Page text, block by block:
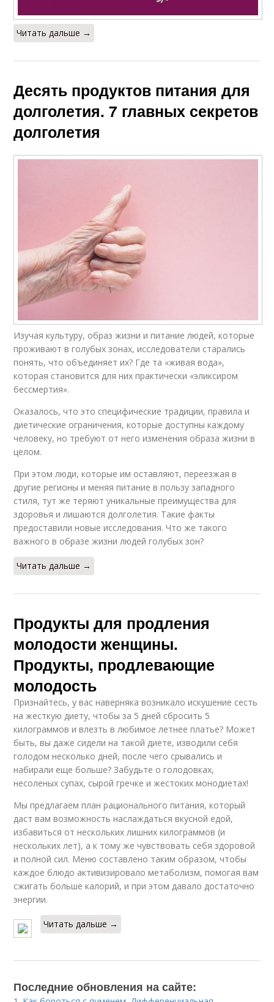
Читать дальше →
Десять продуктов питания для
долголетия. 7 главных секретов
долголетия
Изучая культуру, образ жизни и питание людей, которые
проживают в голубых зонах, исследователи старались
понять, что объединяет их? Где та «живая вода»,
которая становится для них практически «эликсиром
бессмертия».
Оказалось, что это специфические традиции, правила и
диетические ограничения, которые доступны каждому
человеку, но требуют от него изменения образа жизни в
целом.
При этом люди, которые им оставляют, переезжая в
другие регионы и меняя питание в пользу западного
стиля, тут же теряют уникальные преимущества для
здоровья и лишаются долголетия. Такие факты
предоставили новые исследования. Что же такого
важного в образе жизни людей голубых зон?
Читать дальше →
Продукты для продления
молодости женщины.
Продукты, продлевающие
молодость
Признайтесь, у вас наверняка возникало искушение сесть
на жесткую диету, чтобы за 5 дней сбросить 5
килограммов и влезть в любимое летнее платье? Может
быть, вы даже сидели на такой диете, изводили себя
голодом несколько дней, после чего срывались и
набирали еще больше? Забудьте о голодовках,
несоленых супах, сырой гречке и жестоких монодиетах!
Мы предлагаем план рационального питания, который
даст вам возможность наслаждаться вкусной едой,
избавиться от нескольких лишних килограммов (и
нескольких лет), а к тому же чувствовать себя здоровой
и полной сил. Меню составлено таким образом, чтобы
каждое блюдо активизировало метаболизм, помогая вам
сжигать больше калорий, и при этом давало достаточно
энергии.
Читать дальше →
Последние обновления на сайте: